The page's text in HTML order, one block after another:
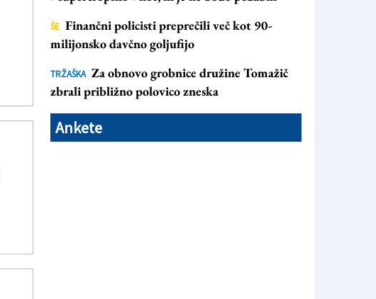
ŠE Finančni policisti preprečili več kot 90-
milijonsko davčno goljufijo
TRŽAŠKA Za obnovo grobnice družine Tomažič
zbrali približno polovico zneska
Ankete